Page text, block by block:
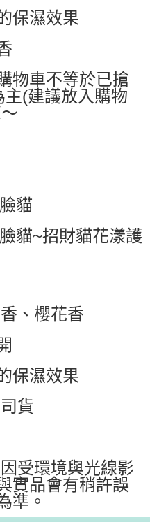
費
費
費
費
保濕效果
物車不等於已搶
(建議放入購物
貓
貓~招財貓花漾護
、櫻花香
保濕效果
貨
受環境與光線影
實品會有稍許誤
準。